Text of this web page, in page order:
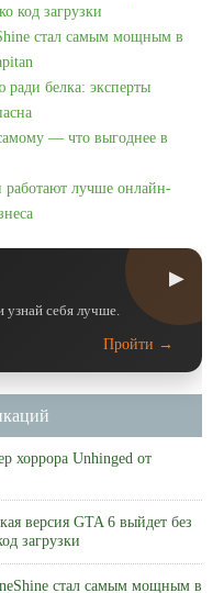
код загрузки
стал самым мощным в
белка: эксперты
— что выгоднее в
работают лучше онлайн-
▶
узнай себя лучше.
Пройти →
хоррора Unhinged от
версия GTA 6 выйдет без
загрузки
стал самым мощным в